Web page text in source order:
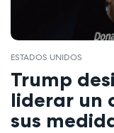
ESTADOS UNIDOS
Trump
liderar un
sus